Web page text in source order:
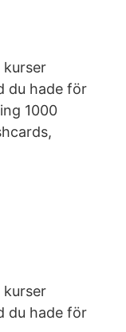
kurser
du hade för
1000
kurser
du hade för